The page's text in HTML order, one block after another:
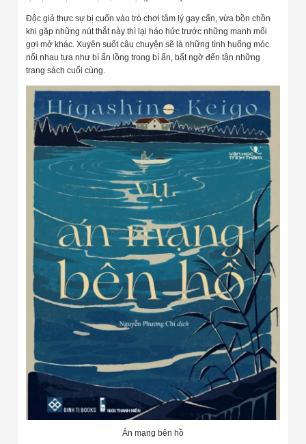
Độc giả thực sự bị cuốn vào trò chơi tâm lý gay cấn, vừa bồn chồn
khi gặp những nút thắt này thì lại háo hức trước những manh mối
gợi mở khác. Xuyên suốt câu chuyện sẽ là những tình huống móc
nối nhau tựa như bí ẩn lồng trong bí ẩn, bất ngờ đến tận những
trang sách cuối cùng.
Án mạng bên hồ